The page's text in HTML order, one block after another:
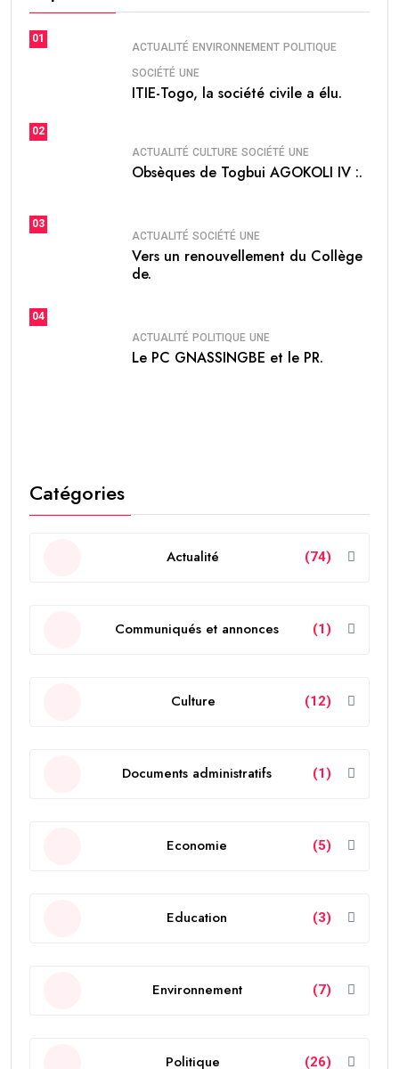
01
ACTUALITÉ ENVIRONNEMENT POLITIQUE
SOCIÉTÉ UNE
ITIE-Togo, la société civile a élu.
02
ACTUALITÉ CULTURE SOCIÉTÉ UNE
Obsèques de Togbui AGOKOLI IV :.
03
ACTUALITÉ SOCIÉTÉ UNE
Vers un renouvellement du Collège
de.
04
ACTUALITÉ POLITIQUE UNE
Le PC GNASSINGBE et le PR.
Catégories
Actualité (74)
Communiqués et annonces (1)
Culture (12)
Documents administratifs (1)
Economie (5)
Education (3)
Environnement (7)
Politique (26)